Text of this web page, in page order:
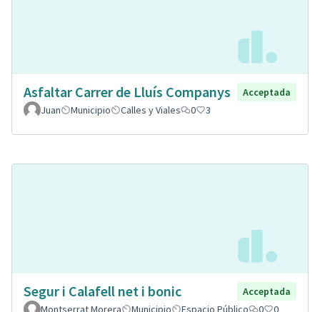
Asfaltar Carrer de Lluís Companys
Acceptada
Juan
Municipio Calles y Viales 0 3
Segur i Calafell net i bonic
Acceptada
Montserrat Morera
Municipio Espacio Público 0 0